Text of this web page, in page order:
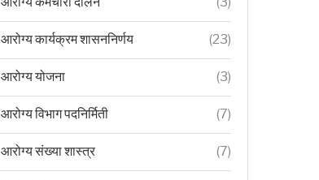
आरोग्य कार्यक्रम शासननिर्णय (23)
आरोग्य योजना (3)
आरोग्य विभाग पदनिर्मिती (7)
आरोग्य संख्या शास्त्र (7)